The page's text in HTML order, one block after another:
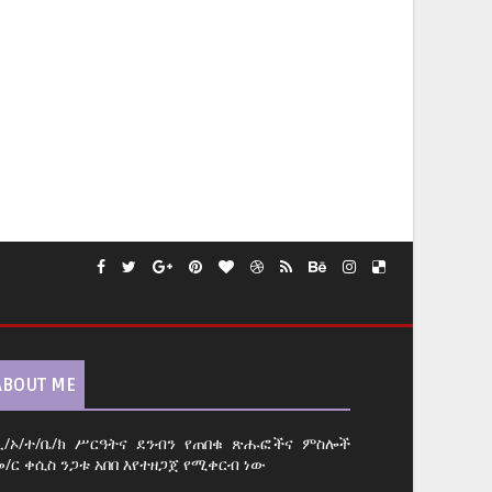
ME
ኦ/ተ/ቤ/ክ ሥርዓትና ደንብን የጠበቁ ጽሑፎችና ምስሎች
ር ቀሲስ ንጋቱ አበበ እየተዘጋጀ የሚቀርብ ነው